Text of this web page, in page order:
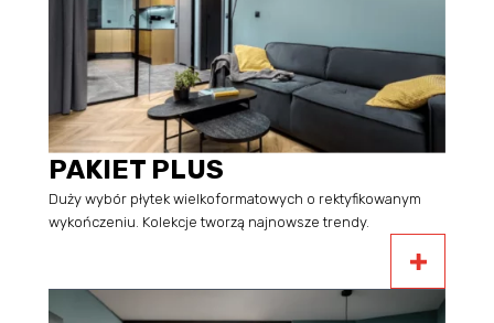
PAKIET PLUS
Duży wybór płytek wielkoformatowych o rektyfikowanym
wykończeniu. Kolekcje tworzą najnowsze trendy.